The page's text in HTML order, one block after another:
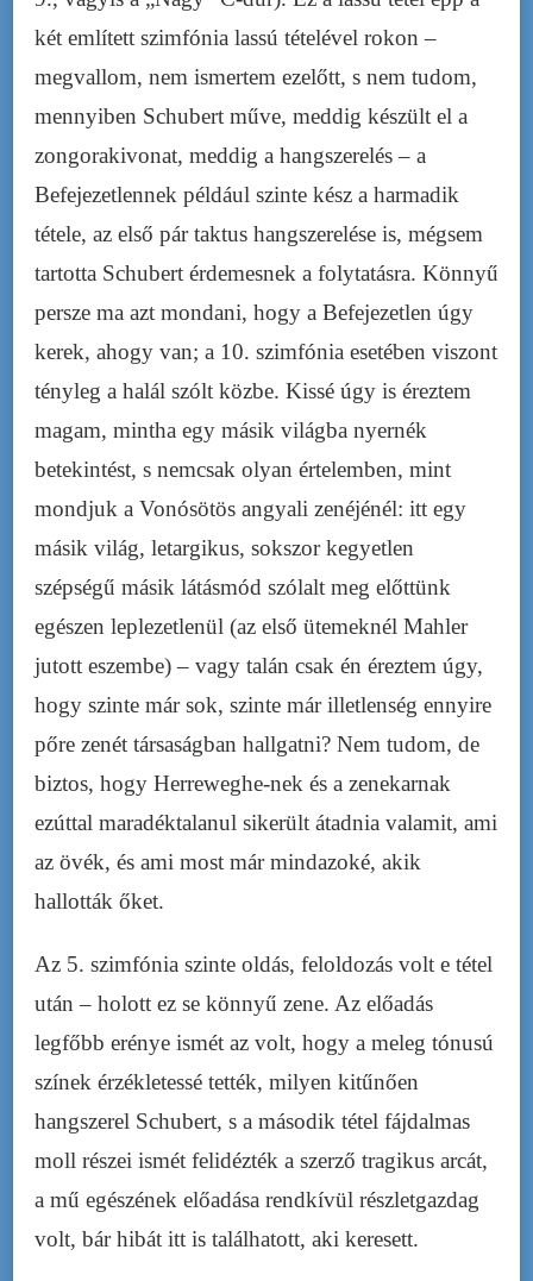
két említett szimfónia lassú tételével rokon –
megvallom, nem ismertem ezelőtt, s nem tudom,
mennyiben Schubert műve, meddig készült el a
zongorakivonat, meddig a hangszerelés – a
Befejezetlennek például szinte kész a harmadik
tétele, az első pár taktus hangszerelése is, mégsem
tartotta Schubert érdemesnek a folytatásra. Könnyű
persze ma azt mondani, hogy a Befejezetlen úgy
kerek, ahogy van; a 10. szimfónia esetében viszont
tényleg a halál szólt közbe. Kissé úgy is éreztem
magam, mintha egy másik világba nyernék
betekintést, s nemcsak olyan értelemben, mint
mondjuk a Vonósötös angyali zenéjénél: itt egy
másik világ, letargikus, sokszor kegyetlen
szépségű másik látásmód szólalt meg előttünk
egészen leplezetlenül (az első ütemeknél Mahler
jutott eszembe) – vagy talán csak én éreztem úgy,
hogy szinte már sok, szinte már illetlenség ennyire
pőre zenét társaságban hallgatni? Nem tudom, de
biztos, hogy Herreweghe-nek és a zenekarnak
ezúttal maradéktalanul sikerült átadnia valamit, ami
az övék, és ami most már mindazoké, akik
hallották őket.
Az 5. szimfónia szinte oldás, feloldozás volt e tétel
után – holott ez se könnyű zene. Az előadás
legfőbb erénye ismét az volt, hogy a meleg tónusú
színek érzékletessé tették, milyen kitűnően
hangszerel Schubert, s a második tétel fájdalmas
moll részei ismét felidézték a szerző tragikus arcát,
a mű egészének előadása rendkívül részletgazdag
volt, bár hibát itt is találhatott, aki keresett.